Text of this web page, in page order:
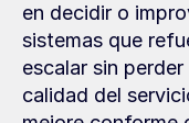
en decidir o
sistemas que
escalar sin
calidad del